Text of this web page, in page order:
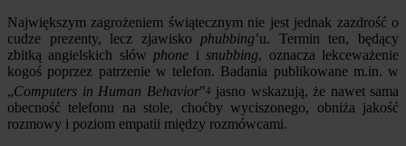
Największym zagrożeniem świątecznym nie jest jednak zazdrość o
cudze prezenty, lecz zjawisko phubbing’u. Termin ten, będący
zbitką angielskich słów phone isnubbing, oznacza lekceważenie
kogoś poprzez patrzenie w telefon. Badania publikowane m.in. w
„Computers in Human Behavior"4 jasno wskazują, że nawet sama
obecność telefonu na stole, choćby wyciszonego, obniża jakość
rozmowy i poziom empatii między rozmówcami.